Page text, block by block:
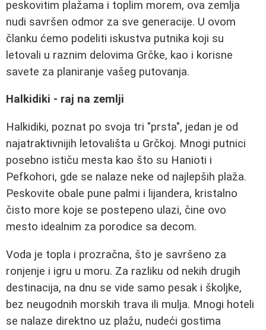
peskovitim plažama i toplim morem, ova zemlja
nudi savršen odmor za sve generacije. U ovom
članku ćemo podeliti iskustva putnika koji su
letovali u raznim delovima Grčke, kao i korisne
savete za planiranje vašeg putovanja.
Halkidiki - raj na zemlji
Halkidiki, poznat po svoja tri "prsta", jedan je od
najatraktivnijih letovališta u Grčkoj. Mnogi putnici
posebno ističu mesta kao što su Hanioti i
Pefkohori, gde se nalaze neke od najlepših plaža.
Peskovite obale pune palmi i lijandera, kristalno
čisto more koje se postepeno ulazi, čine ovo
mesto idealnim za porodice sa decom.
Voda je topla i prozračna, što je savršeno za
ronjenje i igru u moru. Za razliku od nekih drugih
destinacija, na dnu se vide samo pesak i školjke,
bez neugodnih morskih trava ili mulja. Mnogi hoteli
se nalaze direktno uz plažu, nudeći gostima